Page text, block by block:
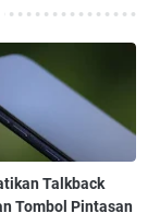
Talkback
Tombol Pintasan